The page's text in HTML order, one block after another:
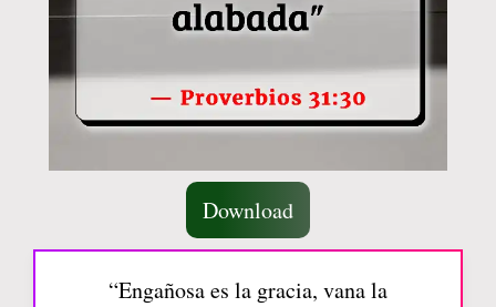
Download
“Engañosa es la gracia, vana la